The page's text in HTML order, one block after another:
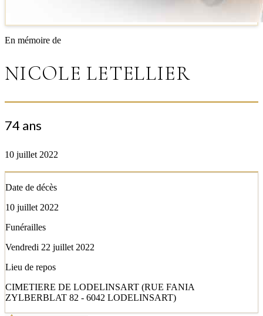
En mémoire de
NICOLE LETELLIER
74 ans
10 juillet 2022
Date de décès
10 juillet 2022
Funérailles
Vendredi 22 juillet 2022
Lieu de repos
CIMETIERE DE LODELINSART (RUE FANIA
ZYLBERBLAT 82 - 6042 LODELINSART)